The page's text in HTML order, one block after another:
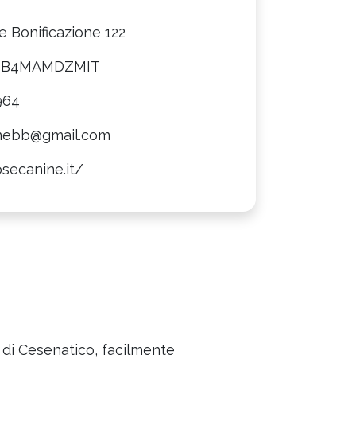
Bonificazione 122
Cesenatico, facilmente